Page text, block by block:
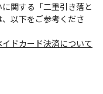
関する「二重引き落と
以下をご参考くださ
ドカード決済について